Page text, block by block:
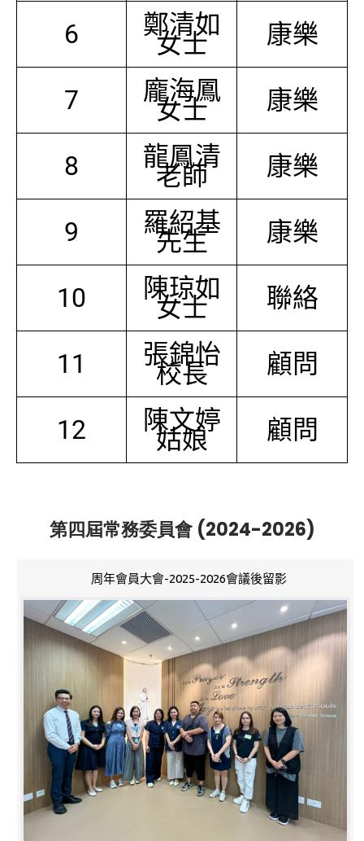
6 鄭清如
女士 康樂
7 龐海鳳
女士 康樂
8 龍鳳清
老師 康樂
9 羅紹基
先生 康樂
10 陳琼如
女士 聯絡
11 張錦怡
校長 顧問
12 陳文婷
姑娘 顧問
第四屆常務委員會 (2024-2026)
周年會員大會-2025-2026會議後留影